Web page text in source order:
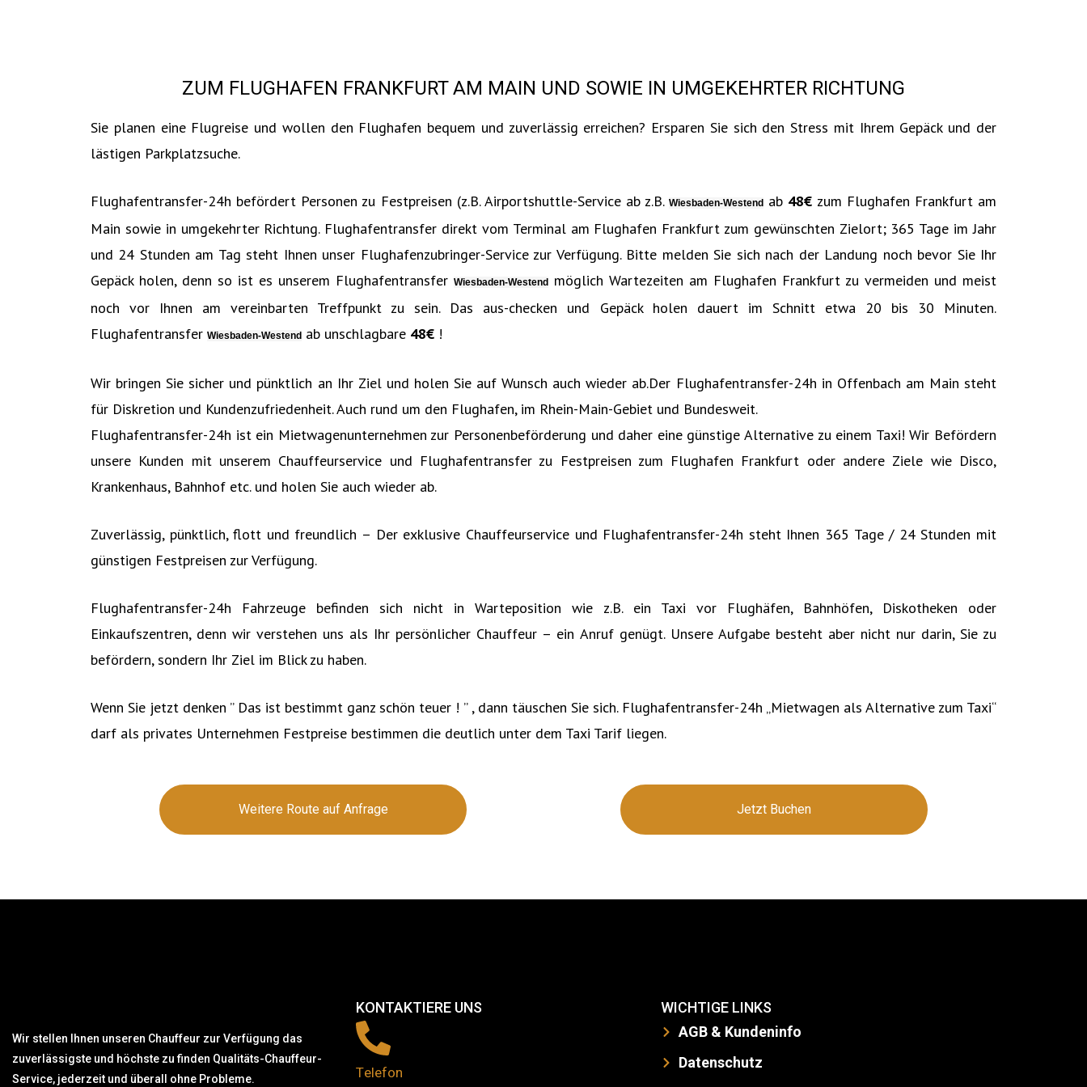
ZUM FLUGHAFEN FRANKFURT AM MAIN UND SOWIE IN UMGEKEHRTER RICHTUNG
Sie planen eine Flugreise und wollen den Flughafen bequem und zuverlässig erreichen? Ersparen Sie sich den Stress mit Ihrem Gepäck und der
lästigen Parkplatzsuche.
Flughafentransfer-24h befördert Personen zu Festpreisen (z.B. Airportshuttle-Service ab z.B.Wiesbaden-Westend ab 48€‎ zum Flughafen Frankfurt am
Main sowie in umgekehrter Richtung. Flughafentransfer direkt vom Terminal am Flughafen Frankfurt zum gewünschten Zielort; 365 Tage im Jahr
und 24 Stunden am Tag steht Ihnen unser Flughafenzubringer-Service zur Verfügung. Bitte melden Sie sich nach der Landung noch bevor Sie Ihr
Gepäck holen, denn so ist es unserem Flughafentransfer Wiesbaden-Westend
möglich Wartezeiten am Flughafen Frankfurt zu vermeiden und meist
noch vor Ihnen am vereinbarten Treffpunkt zu sein. Das aus-checken und Gepäck holen dauert im Schnitt etwa 20 bis 30 Minuten.
Flughafentransfer Wiesbaden-Westend ab unschlagbare 48€‎ !
Wir bringen Sie sicher und pünktlich an Ihr Ziel und holen Sie auf Wunsch auch wieder ab.Der Flughafentransfer-24h in Offenbach am Main steht
für Diskretion und Kundenzufriedenheit. Auch rund um den Flughafen, im Rhein-Main-Gebiet und Bundesweit.
Flughafentransfer-24h ist ein Mietwagenunternehmen zur Personenbeförderung und daher eine günstige Alternative zu einem Taxi! Wir Befördern
unsere Kunden mit unserem Chauffeurservice und Flughafentransfer zu Festpreisen zum Flughafen Frankfurt oder andere Ziele wie Disco,
Krankenhaus, Bahnhof etc. und holen Sie auch wieder ab.
Zuverlässig, pünktlich, flott und freundlich – Der exklusive Chauffeurservice und Flughafentransfer-24h steht Ihnen 365 Tage / 24 Stunden mit
günstigen Festpreisen zur Verfügung.
Flughafentransfer-24h Fahrzeuge befinden sich nicht in Warteposition wie z.B. ein Taxi vor Flughäfen, Bahnhöfen, Diskotheken oder
Einkaufszentren, denn wir verstehen uns als Ihr persönlicher Chauffeur – ein Anruf genügt. Unsere Aufgabe besteht aber nicht nur darin, Sie zu
befördern, sondern Ihr Ziel im Blick zu haben.
Wenn Sie jetzt denken ” Das ist bestimmt ganz schön teuer ! ” , dann täuschen Sie sich. Flughafentransfer-24h „Mietwagen als Alternative zum Taxi“
darf als privates Unternehmen Festpreise bestimmen die deutlich unter dem Taxi Tarif liegen.
Weitere Route auf Anfrage Jetzt Buchen
Wir stellen Ihnen unseren Chauffeur zur Verfügung das
zuverlässigste und höchste zu finden Qualitäts-Chauffeur-
Service, jederzeit und überall ohne Probleme.
KONTAKTIERE UNS
Telefon
WICHTIGE LINKS
AGB & Kundeninfo
Datenschutz